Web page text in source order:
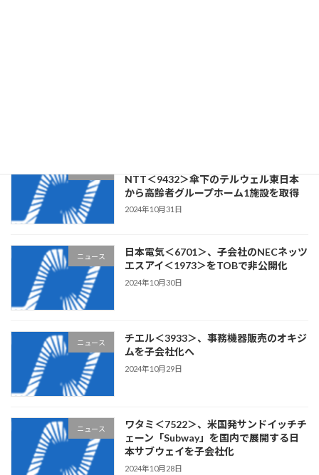
NTT＜9432＞傘下のテルウェル東日本
から高齢者グループホーム1施設を取得
2024年10月31日
ニュース
日本電気＜6701＞、子会社のNECネッツ
エスアイ＜1973＞をTOBで非公開化
2024年10月30日
ニュース
チエル＜3933＞、事務機器販売のオキジ
ムを子会社化へ
2024年10月29日
ニュース
ワタミ＜7522＞、米国発サンドイッチチ
ェーン「Subway」を国内で展開する日
本サブウェイを子会社化
2024年10月28日